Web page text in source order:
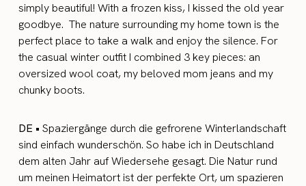
simply beautiful! With a frozen kiss, I kissed the old year
goodbye. The nature surrounding my home town is the
perfect place to take a walk and enjoy the silence. For
the casual winter outfit I combined 3 key pieces: an
oversized wool coat, my beloved mom jeans and my
chunky boots.
DE •Spaziergänge durch die gefrorene Winterlandschaft
sind einfach wunderschön. So habe ich in Deutschland
dem alten Jahr auf Wiedersehe gesagt. Die Natur rund
um meinen Heimatort ist der perfekte Ort, um spazieren